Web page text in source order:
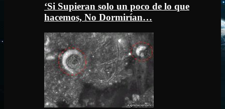
‘Si Supieran solo un poco de lo que
hacemos, No Dormirían…